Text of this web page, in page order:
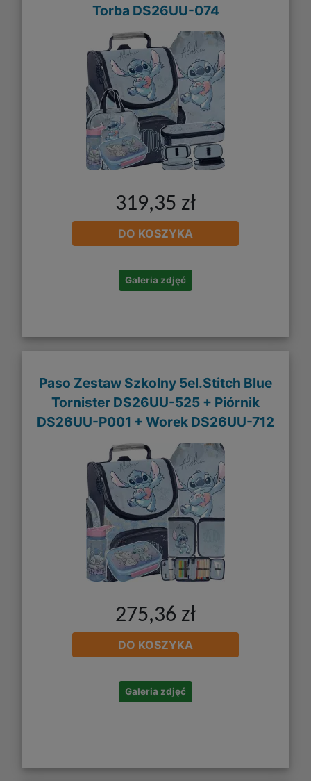
Torba DS26UU-074
319,35 zł
DO KOSZYKA
Galeria zdjęć
Paso Zestaw Szkolny 5el.Stitch Blue
Tornister DS26UU-525 + Piórnik
DS26UU-P001 + Worek DS26UU-712
275,36 zł
DO KOSZYKA
Galeria zdjęć